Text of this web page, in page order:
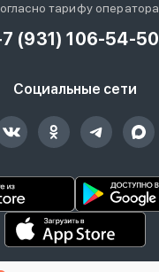
тарифу оператора
(931) 106-54-50
Социальные сети